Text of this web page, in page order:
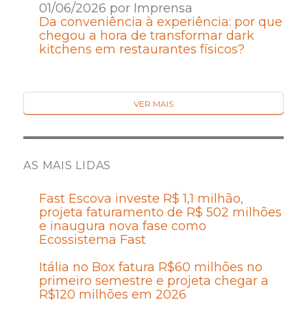
01/06/2026 por Imprensa
Da conveniência à experiência: por que
chegou a hora de transformar dark
kitchens em restaurantes físicos?
VER MAIS
AS MAIS LIDAS
Fast Escova investe R$ 1,1 milhão,
projeta faturamento de R$ 502 milhões
e inaugura nova fase como
Ecossistema Fast
Itália no Box fatura R$60 milhões no
primeiro semestre e projeta chegar a
R$120 milhões em 2026